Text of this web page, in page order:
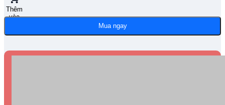
Thêm
vào
Mua ngay